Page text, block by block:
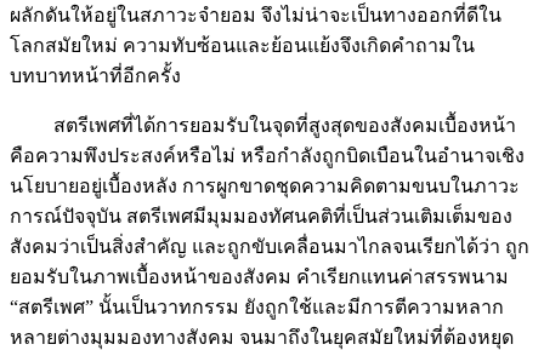
ผลักดันให้อยู่ในสภาวะจำยอม จึงไม่น่าจะเป็นทางออกที่ดีใน
โลกสมัยใหม่ ความทับซ้อนและย้อนแย้งจึงเกิดคำถามใน
บทบาทหน้าที่อีกครั้ง
สตรีเพศที่ได้การยอมรับในจุดที่สูงสุดของสังคมเบื้องหน้า
คือความพึงประสงค์หรือไม่ หรือกำลังถูกบิดเบือนในอำนาจเชิง
นโยบายอยู่เบื้องหลัง การผูกขาดชุดความคิดตามขนบในภาวะ
การณ์ปัจจุบัน สตรีเพศมีมุมมองทัศนคติที่เป็นส่วนเติมเต็มของ
สังคมว่าเป็นสิ่งสำคัญ และถูกขับเคลื่อนมาไกลจนเรียกได้ว่า ถูก
ยอมรับในภาพเบื้องหน้าของสังคม คำเรียกแทนค่าสรรพนาม
“สตรีเพศ” นั้นเป็นวาทกรรม ยังถูกใช้และมีการตีความหลาก
หลายต่างมุมมองทางสังคม จนมาถึงในยุคสมัยใหม่ที่ต้องหยุด